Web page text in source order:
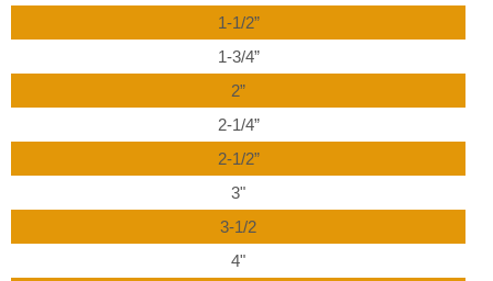
1-1/2”
1-3/4”
2”
2-1/4”
2-1/2”
3"
3-1/2
4"